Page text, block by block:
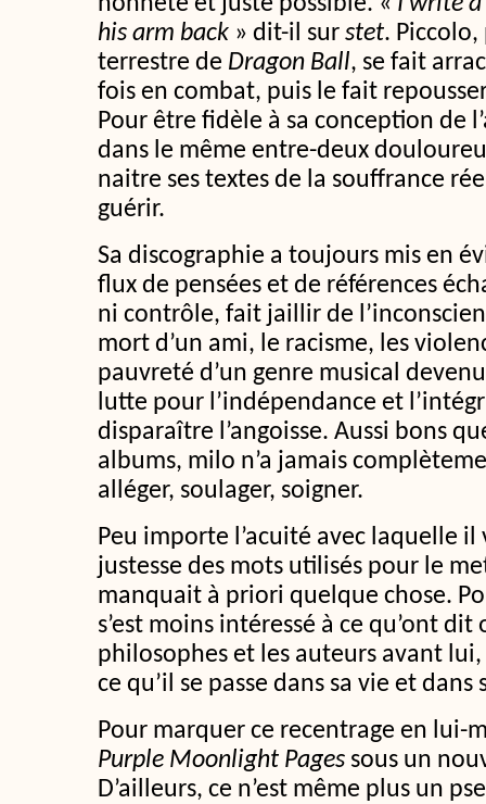
his arm back » dit-il sur stet.
terrestre de Dragon Ball, se fait
fois en combat, puis le fait
Pour être fidèle à sa conception de
dans le même entre-deux
naitre ses textes de la souffrance
guérir.
Sa discographie a toujours mis en
flux de pensées et de références
ni contrôle, fait jaillir de
mort d’un ami, le racisme, les
pauvreté d’un genre musical
lutte pour l’indépendance et
disparaître l’angoisse. Aussi bons
albums, milo n’a jamais
alléger, soulager, soigner.
Peu importe l’acuité avec laquelle
justesse des mots utilisés pour le
manquait à priori quelque chose.
s’est moins intéressé à ce qu’ont dit
philosophes et les auteurs avant
ce qu’il se passe dans sa vie et dans
Pour marquer ce recentrage en lui-
Purple Moonlight Pages sous un
D’ailleurs, ce n’est même plus un